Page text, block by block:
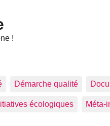
!
Démarche qualité
écologiques Méta-